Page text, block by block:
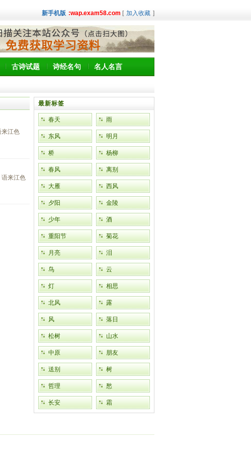
新手机版 :wap.exam58.com [ 加入收藏 ]
古诗试题 诗经名句 名人名言
来江色
来江色
最新标签
春天 雨
东风 明月
桥 杨柳
春风 离别
大雁 西风
夕阳 金陵
少年 酒
重阳节 菊花
月亮 泪
鸟 云
灯 相思
北风 露
风 落日
松树 山水
中原 朋友
送别 树
哲理 愁
长安 霜